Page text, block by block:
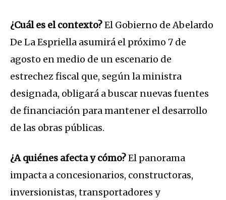
¿Cuál es el contexto?El Gobierno de Abelardo
De La Espriella asumirá el próximo 7 de
agosto en medio de un escenario de
estrechez fiscal que, según la ministra
designada, obligará a buscar nuevas fuentes
de financiación para mantener el desarrollo
de las obras públicas.
¿A quiénes afecta y cómo?El panorama
impacta a concesionarios, constructoras,
inversionistas, transportadores y